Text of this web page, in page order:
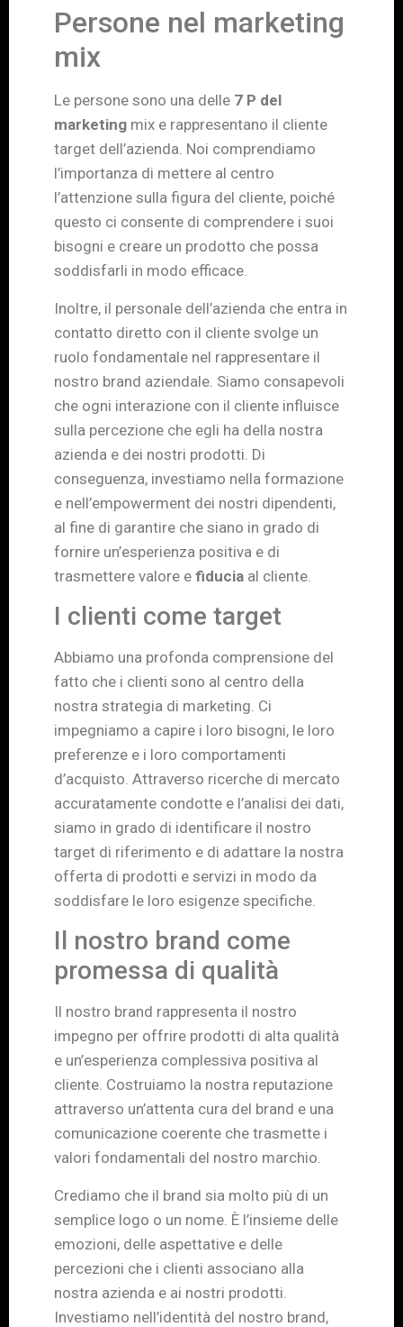
Persone nel marketing
mix
Le persone sono una delle 7 P del
marketing mix e rappresentano il cliente
target dell’azienda. Noi comprendiamo
l’importanza di mettere al centro
l’attenzione sulla figura del cliente, poiché
questo ci consente di comprendere i suoi
bisogni e creare un prodotto che possa
soddisfarli in modo efficace.
Inoltre, il personale dell’azienda che entra in
contatto diretto con il cliente svolge un
ruolo fondamentale nel rappresentare il
nostro brand aziendale. Siamo consapevoli
che ogni interazione con il cliente influisce
sulla percezione che egli ha della nostra
azienda e dei nostri prodotti. Di
conseguenza, investiamo nella formazione
e nell’empowerment dei nostri dipendenti,
al fine di garantire che siano in grado di
fornire un’esperienza positiva e di
trasmettere valore e fiducia al cliente.
I clienti come target
Abbiamo una profonda comprensione del
fatto che i clienti sono al centro della
nostra strategia di marketing. Ci
impegniamo a capire i loro bisogni, le loro
preferenze e i loro comportamenti
d’acquisto. Attraverso ricerche di mercato
accuratamente condotte e l’analisi dei dati,
siamo in grado di identificare il nostro
target di riferimento e di adattare la nostra
offerta di prodotti e servizi in modo da
soddisfare le loro esigenze specifiche.
Il nostro brand come
promessa di qualità
Il nostro brand rappresenta il nostro
impegno per offrire prodotti di alta qualità
e un’esperienza complessiva positiva al
cliente. Costruiamo la nostra reputazione
attraverso un’attenta cura del brand e una
comunicazione coerente che trasmette i
valori fondamentali del nostro marchio.
Crediamo che il brand sia molto più di un
semplice logo o un nome. È l’insieme delle
emozioni, delle aspettative e delle
percezioni che i clienti associano alla
nostra azienda e ai nostri prodotti.
Investiamo nell’identità del nostro brand,